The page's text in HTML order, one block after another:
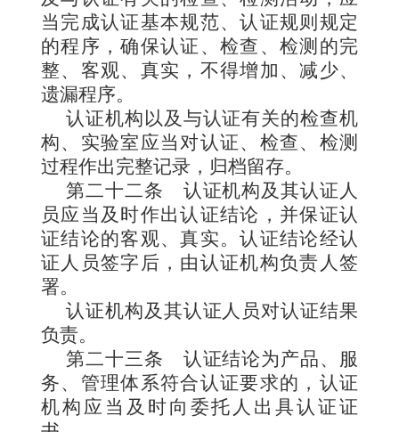
当完成认证基本规范、认证规则规定
的程序，确保认证、检查、检测的完
整、客观、真实，不得增加、减少、
遗漏程序。
认证机构以及与认证有关的检查机
构、实验室应当对认证、检查、检测
过程作出完整记录，归档留存。
第二十二条 认证机构及其认证人
员应当及时作出认证结论，并保证认
证结论的客观、真实。认证结论经认
证人员签字后，由认证机构负责人签
署。
认证机构及其认证人员对认证结果
负责。
第二十三条 认证结论为产品、服
务、管理体系符合认证要求的，认证
机构应当及时向委托人出具认证证